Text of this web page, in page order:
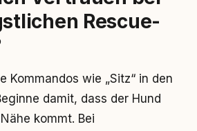
Rescue-
Kommandos wie „Sitz“ in den
damit, dass der Hund
kommt. Bei